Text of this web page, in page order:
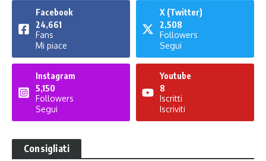
Facebook
24,661
Fans
Mi piace
X (Twitter)
2,508
Followers
Segui
Instagram
5,150
Followers
Segui
Youtube
8
Iscritti
Iscriviti
Consigliati